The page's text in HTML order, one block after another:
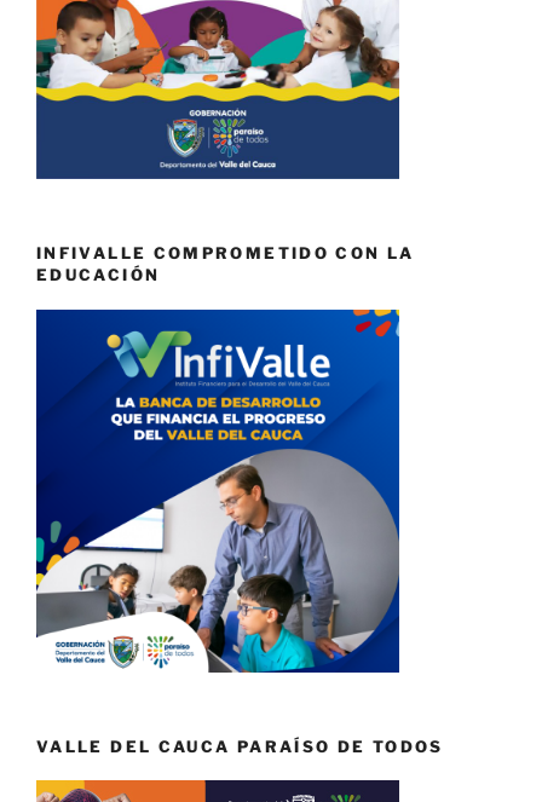
INFIVALLE COMPROMETIDO CON LA
EDUCACIÓN
VALLE DEL CAUCA PARAÍSO DE TODOS